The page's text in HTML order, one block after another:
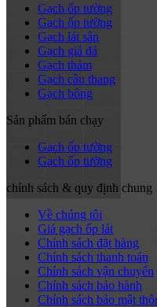
Gạch ốp tường
Gạch ốp tường
Gạch lát sân
Gạch giả đá
Gạch thảm
Gạch cầu thang
Gạch bông
Sản phẩm bán chạy
Gạch ốp tường
Gạch ốp tường
chính sách & quy định chung
Về chúng tôi
Giá gạch ốp lát
Chính sách đặt hàng
Chính sách thanh toán
Chính sách vận chuyển
Chính sách bảo hành
Chính sách bảo mật